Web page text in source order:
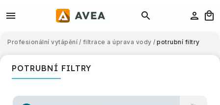
Profesionální vytápění / filtrace a úprava vody / potrubní filtry
POTRUBNÍ FILTRY